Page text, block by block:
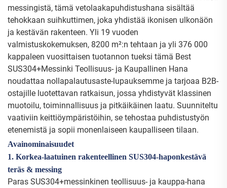
messingistä, tämä vetolaakapuhdistushana sisältää
tehokkaan suihkuttimen, joka yhdistää ikonisen ulkonäön
ja kestävän rakenteen. Yli 19 vuoden
valmistuskokemuksen, 8200 m²:n tehtaan ja yli 376 000
kappaleen vuosittaisen tuotannon tueksi tämä Best
SUS304+Messinki Teollisuus- ja Kaupallinen Hana
noudattaa nollapalautusaste-lupauksemme ja tarjoaa B2B-
ostajille luotettavan ratkaisun, jossa yhdistyvät klassinen
muotoilu, toiminnallisuus ja pitkäikäinen laatu. Suunniteltu
vaativiin keittiöympäristöihin, se tehostaa puhdistustyön
etenemistä ja sopii monenlaiseen kaupalliseen tilaan.
Avainominaisuudet
1. Korkea-laatuinen rakenteellinen SUS304-haponkestävä
teräs & messing
Paras SUS304+messinkinen teollisuus- ja kauppa-hana